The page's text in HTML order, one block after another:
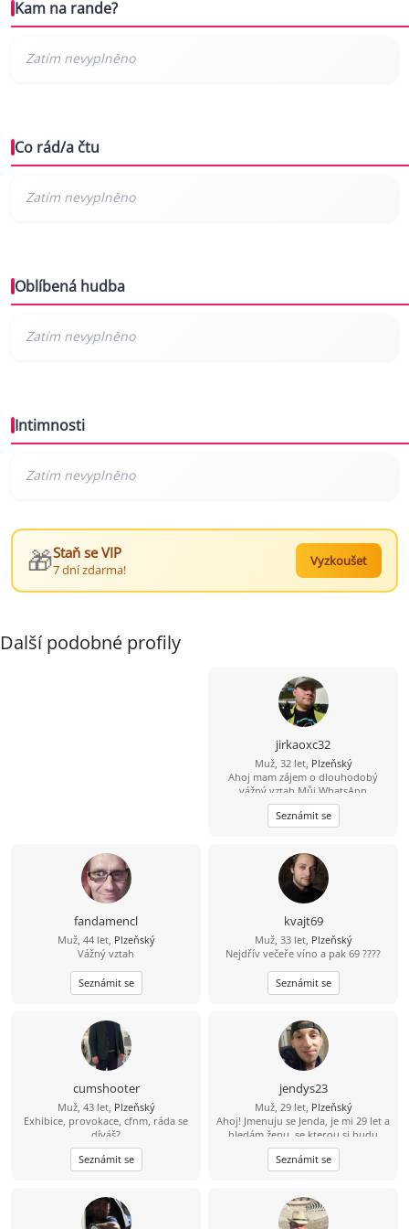
Kam na rande?
Co rád/a čtu
Oblíbená hudba
Intimnosti
🎁Staň se VIP
7 dní zdarma!
Vyzkoušet
Další podobné profily
jirkaoxc32
Muž, 32 let, Plzeňský
Ahoj mam zájem o dlouhodobý
vážný vztah Můj WhatsApp
607872973
Seznámit se
fandamencl
Muž, 44 let, Plzeňský
Vážný vztah
Seznámit se
kvajt69
Muž, 33 let, Plzeňský
Nejdřív večeře víno a pak 69 ????
Seznámit se
cumshooter
Muž, 43 let, Plzeňský
Exhibice, provokace, cfnm, ráda se
díváš?
Seznámit se
jendys23
Muž, 29 let, Plzeňský
Ahoj! Jmenuju se Jenda, je mi 29 let a
hledám ženu, se kterou si budu
rozumět a časem třeba vznikne něco
krásného. Mám rád hudbu, výlety,
upřímnost a smysl pro humor.
kdo je sám sebou, umí se zasmát a
má chuť poznat někoho nového.
Seznámit se